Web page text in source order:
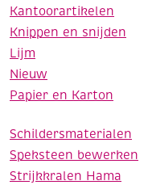
Kantoorartikelen
Knippen en snijden
Lijm
Nieuw
Papier en Karton
Schildersmaterialen
Speksteen bewerken
Strijkkralen Hama